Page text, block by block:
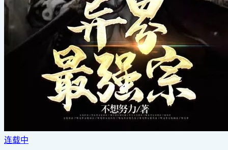
连载中